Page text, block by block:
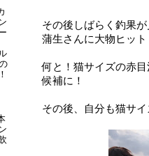
その後しばらく釣果
蒲生さんに大物ヒット
何と！猫サイズの赤
候補に！
その後、自分も猫サ